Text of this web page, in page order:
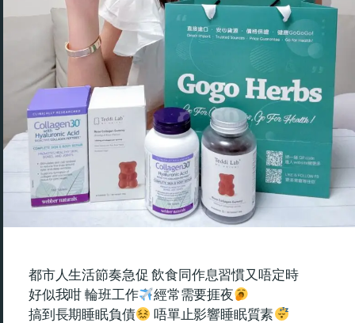
都市人生活節奏急促 飲食同作息習慣又唔定時
好似我咁 輪班工作
經常需要捱夜
搞到長期睡眠負債
唔單止影響睡眠質素